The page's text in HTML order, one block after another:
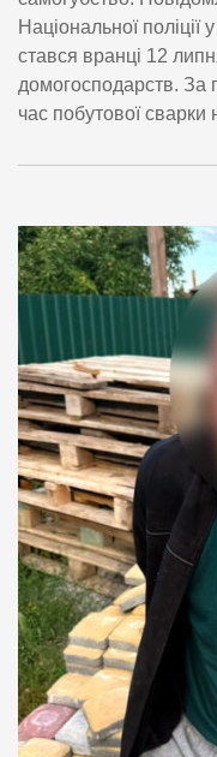
Національної поліції
стався вранці 12
домогосподарств. За
час побутової